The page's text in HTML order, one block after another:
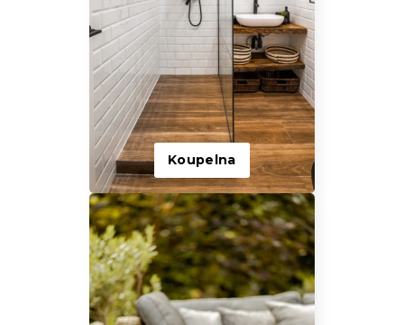
Koupelna